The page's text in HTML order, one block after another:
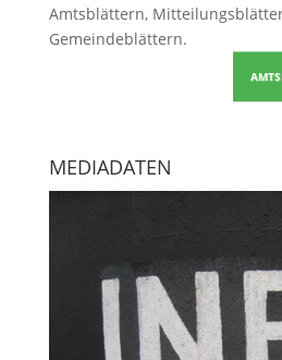
Amtsblättern,
Gemeindeblättern.
MEDIADATEN